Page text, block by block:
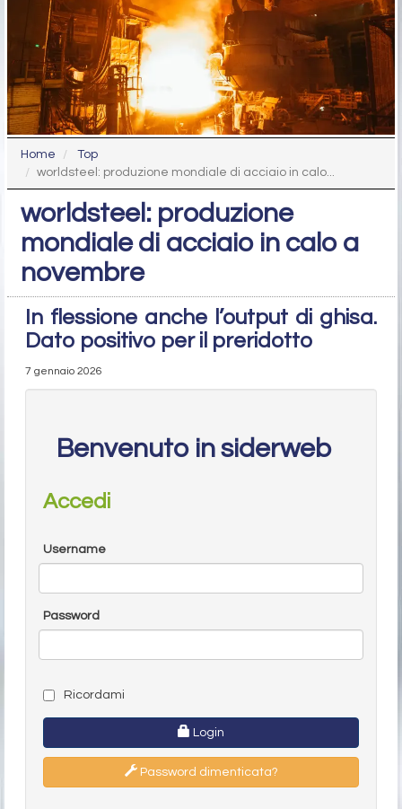
Home
Top
worldsteel: produzione mondiale di acciaio in calo...
worldsteel: produzione
mondiale di acciaio in calo a
novembre
In flessione anche l’output di ghisa.
Dato positivo per il preridotto
7 gennaio 2026
Benvenuto in siderweb
Accedi
Username
Password
Ricordami
Login
Password dimenticata?